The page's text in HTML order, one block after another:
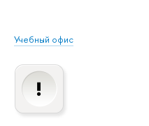
Учебный офис